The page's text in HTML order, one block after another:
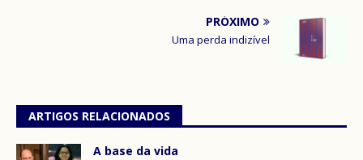
PRÓXIMO
Uma perda indizível
ARTIGOS RELACIONADOS
A base da vida